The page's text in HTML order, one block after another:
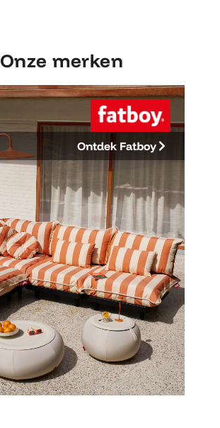
Onze merken
Ontdek Fatboy